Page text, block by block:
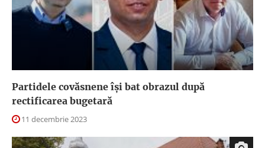
Partidele covăsnene își bat obrazul după
rectificarea bugetară
11 decembrie 2023